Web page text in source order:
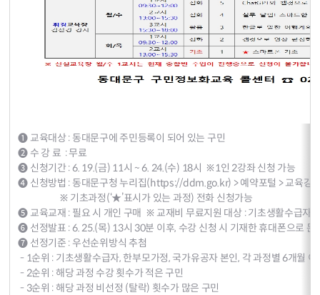
❶ 교육대상 : 동대문구에 주민등록이 되어 있는 구민
❷ 수 강 료 : 무료
❸ 신청기간 : 6. 19.(금) 11시 ~ 6. 24.(수) 18시 ※1인 2강좌 신청 가능
❹ 신청방법 : 동대문구청 누리집(https://ddm.go.kr) > 예약포털 > 교육강
※ 기초과정(‘★’표시가 있는 과정) 전화 신청가능
❺ 교육교재 : 필요 시 개인 구매 ※ 교재비 무료지원 대상 : 기초생활수급자,
❻ 선정발표 : 6. 25.(목) 13시 30분 이후, 수강 신청 시 기재한 휴대폰으로 문
❼ 선정기준 : 우선순위방식 추첨
- 1순위 : 기초생활수급자, 한부모가정, 국가유공자 본인, 각 과정별 6개월
- 2순위 : 해당 과정 수강 횟수가 적은 구민
- 3순위 : 해당 과정 비선정 (탈락) 횟수가 많은 구민